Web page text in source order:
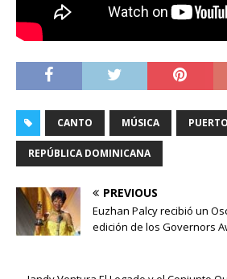
CANTO MÚSICA
REPÚBLICA DOMINICANA
PREVIOUS
Euzhan Palcy recibió un
edición de los Governors